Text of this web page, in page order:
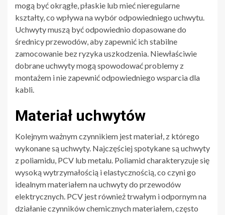
mogą być okrągłe, płaskie lub mieć nieregularne
kształty, co wpływa na wybór odpowiedniego uchwytu.
Uchwyty muszą być odpowiednio dopasowane do
średnicy przewodów, aby zapewnić ich stabilne
zamocowanie bez ryzyka uszkodzenia. Niewłaściwie
dobrane uchwyty mogą spowodować problemy z
montażem i nie zapewnić odpowiedniego wsparcia dla
kabli.
Materiał uchwytów
Kolejnym ważnym czynnikiem jest materiał, z którego
wykonane są uchwyty. Najczęściej spotykane są uchwyty
z poliamidu, PCV lub metalu. Poliamid charakteryzuje się
wysoką wytrzymałością i elastycznością, co czyni go
idealnym materiałem na uchwyty do przewodów
elektrycznych. PCV jest również trwałym i odpornym na
działanie czynników chemicznych materiałem, często